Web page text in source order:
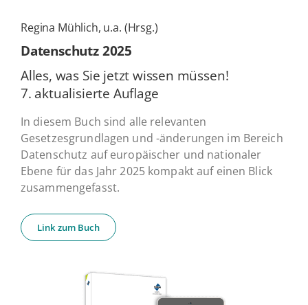
Regina Mühlich, u.a. (Hrsg.)
Daten­schutz 2025
Alles, was Sie jetzt wissen müssen!
7. ak­tua­li­sier­te Auflage
In diesem Buch sind alle relevanten
Gesetzesgrundlagen und -änderungen im Bereich
Datenschutz auf europäischer und nationaler
Ebene für das Jahr 2025 kompakt auf einen Blick
zusammengefasst.
Link zum Buch